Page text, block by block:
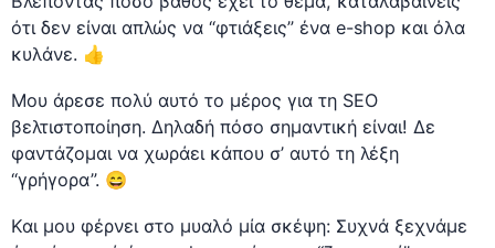
ότι δεν είναι απλώς να “φτιάξεις” ένα e-shop και όλα
κυλάνε. 👍
Μου άρεσε πολύ αυτό το μέρος για τη SEO
βελτιστοποίηση. Δηλαδή πόσο σημαντική είναι! Δε
φαντάζομαι να χωράει κάπου σ’ αυτό τη λέξη
“γρήγορα”. 😄
Και μου φέρνει στο μυαλό μία σκέψη: Συχνά ξεχνάμε